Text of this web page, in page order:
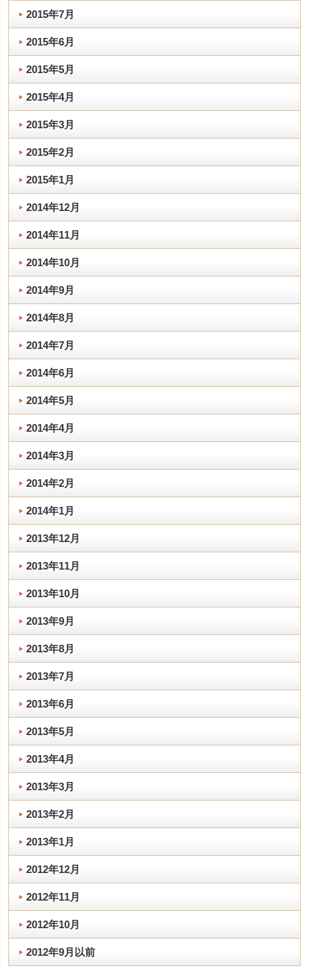
2015年7月
2015年6月
2015年5月
2015年4月
2015年3月
2015年2月
2015年1月
2014年12月
2014年11月
2014年10月
2014年9月
2014年8月
2014年7月
2014年6月
2014年5月
2014年4月
2014年3月
2014年2月
2014年1月
2013年12月
2013年11月
2013年10月
2013年9月
2013年8月
2013年7月
2013年6月
2013年5月
2013年4月
2013年3月
2013年2月
2013年1月
2012年12月
2012年11月
2012年10月
2012年9月以前